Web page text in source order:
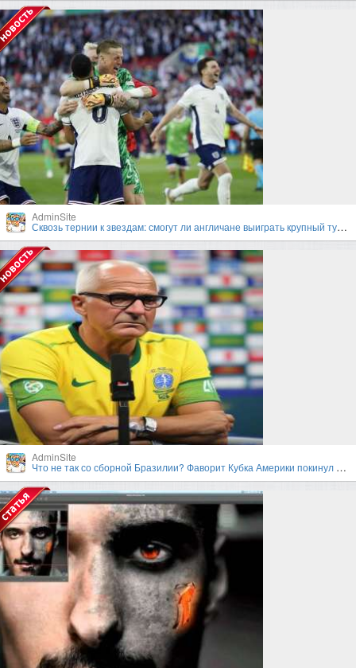
AdminSite
Сквозь тернии к звездам: смогут ли англичане выиграть крупный турнир под руководством Гарета Саутгейта?
AdminSite
Что не так со сборной Бразилии? Фаворит Кубка Америки покинул турнир в первом раунде плей-офф